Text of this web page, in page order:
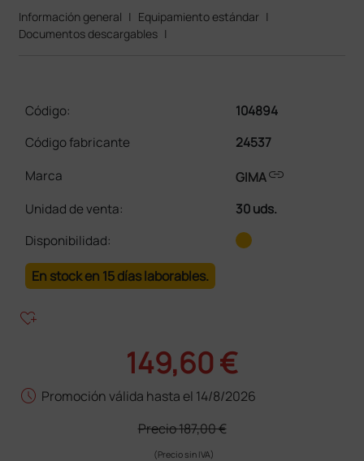
Información general | Equipamiento estándar |
Documentos descargables |
Código:
104894
Código fabricante
24537
Marca
GIMAlink
Unidad de venta:
30 uds.
Disponibilidad:
En stock en 15 días laborables.
heart_plus
149,60 €
schedule Promoción válida hasta el 14/8/2026
Precio187,00 €
(Precio sin IVA)